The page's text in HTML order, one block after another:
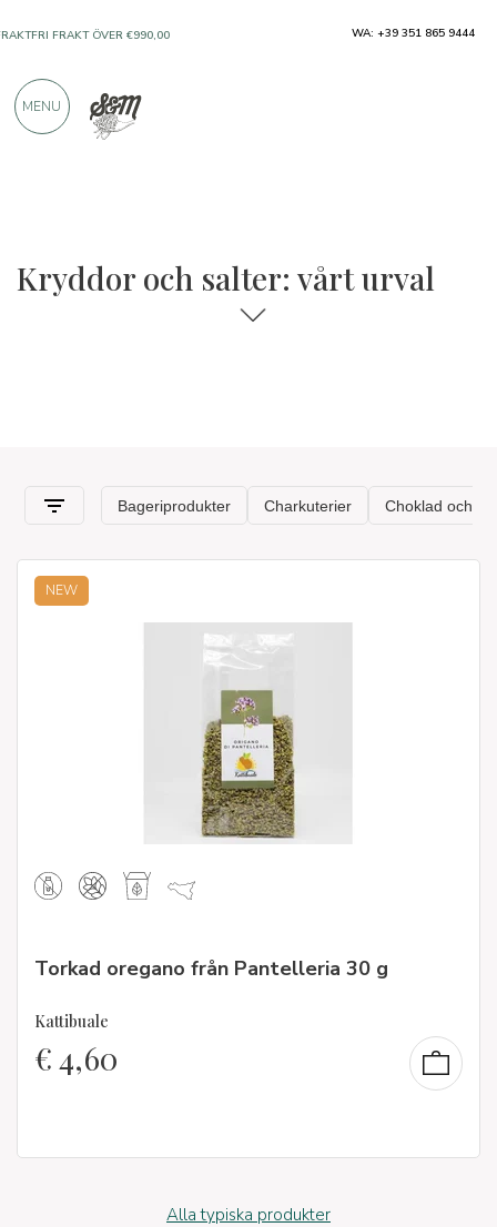
Kryddor och salter: vårt urval
NEW
Torkad oregano från Pantelleria 30 g
Kattibuale
€4,60
Alla typiska produkter
FRAKT ÖVER €990,00
PRODUKTER FRÅN UTMÄRKTA
WA: +39 351 865 9444
MENU